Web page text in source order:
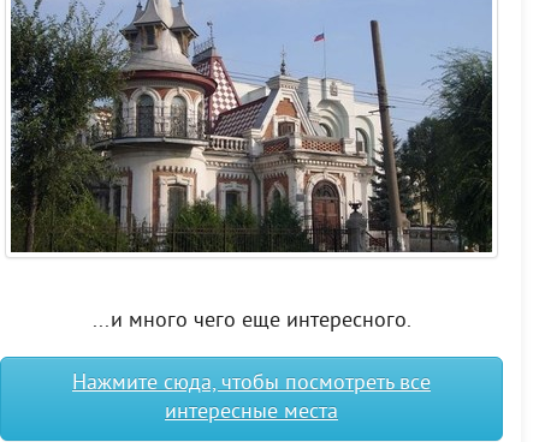
...и много чего еще интересного.
Нажмите сюда, чтобы посмотреть все
интересные места